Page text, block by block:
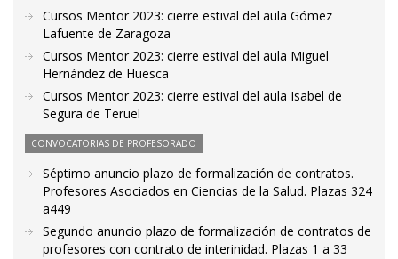
Cursos Mentor 2023: cierre estival del aula Gómez
Lafuente de Zaragoza
Cursos Mentor 2023: cierre estival del aula Miguel
Hernández de Huesca
Cursos Mentor 2023: cierre estival del aula Isabel de
Segura de Teruel
CONVOCATORIAS DE PROFESORADO
Séptimo anuncio plazo de formalización de contratos.
Profesores Asociados en Ciencias de la Salud. Plazas 324
a449
Segundo anuncio plazo de formalización de contratos de
profesores con contrato de interinidad. Plazas 1 a 33